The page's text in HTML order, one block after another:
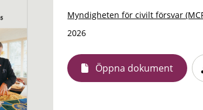
Myndigheten för civilt försvar
2026
Öppna dokument